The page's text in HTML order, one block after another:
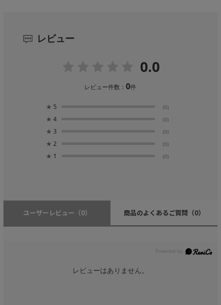
レビュー
0.0
レビュー件数：0件
★ 5 (0)
★ 4 (0)
★ 3 (0)
★ 2 (0)
★ 1 (0)
ユーザーレビュー （0） 商品のよくあるご質問 （0）
レビューはありません。